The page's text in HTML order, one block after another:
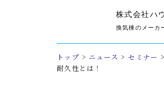
株式会社ハ
換気棟のメーカ
セミナー
トップ > ニュース >セミナー >
耐久性とは！